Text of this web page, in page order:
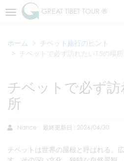
GREAT TIBET TOUR ®
ホーム
チベット旅行のヒント
チベットで必ず訪れたい15の場所
チベットで必ず
所
Nance 最終更新日 : 2026/04/30
チベットは世界の屋根と呼ばれる、